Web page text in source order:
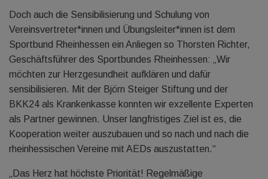
Doch auch die Sensibilisierung und Schulung von
Vereinsvertreter*innen und Übungsleiter*innen ist dem
Sportbund Rheinhessen ein Anliegen so Thorsten Richter,
Geschäftsführer des Sportbundes Rheinhessen: „Wir
möchten zur Herzgesundheit aufklären und dafür
sensibilisieren. Mit der Björn Steiger Stiftung und der
BKK24 als Krankenkasse konnten wir exzellente Experten
als Partner gewinnen. Unser langfristiges Ziel ist es, die
Kooperation weiter auszubauen und so nach und nach die
rheinhessischen Vereine mit AEDs auszustatten.“
„Das Herz hat höchste Priorität! Regelmäßige